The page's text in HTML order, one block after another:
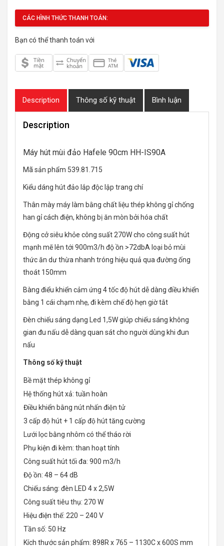
CÁC HÌNH THỨC THANH TOÁN:
Bạn có thể thanh toán với
Description Thông số kỹ thuật Bình luận
Description
Máy hút mùi đảo Hafele 90cm HH-IS90A
Mã sản phẩm 539.81.715
Kiểu dáng hút đảo lắp độc lập trang chí
Thân mày máy làm bằng chất liệu thép không gỉ chống
han gỉ cách điện, không bị ăn mòn bởi hóa chất
Động cở siêu khỏe công suất 270W cho công suất hút
mạnh mẽ lên tới 900m3/h độ ồn >72dbA loại bỏ mùi
thức ăn dư thừa nhanh tróng hiệu quả qua đường ống
thoát 150mm
Bàng điểu khiển cảm ứng 4 tốc độ hút dễ dàng điều khiển
bằng 1 cái chạm nhẹ, đi kèm chế độ hẹn giờ tắt
Đèn chiếu sáng dạng Led 1,5W giúp chiếu sáng không
gian đu nấu dễ dàng quan sát cho người dùng khi đun
nấu
Thông số kỹ thuật
Bề mặt thép không gỉ
Hệ thống hút xả: tuần hoàn
Điều khiển bằng nút nhấn điện tử
3 cấp độ hút + 1 cấp độ hút tăng cường
Lưới lọc bằng nhôm có thể tháo rời
Phụ kiện đi kèm: than hoạt tính
Công suất hút tối đa: 900 m3/h
Độ ồn: 48 – 64 dB
Chiếu sáng: đèn LED 4 x 2,5W
Công suất tiêu thụ: 270 W
Hiệu điện thế: 220 – 240 V
Tần số: 50 Hz
Kích thước sản phẩm: 898R x 765 – 1130C x 600S mm